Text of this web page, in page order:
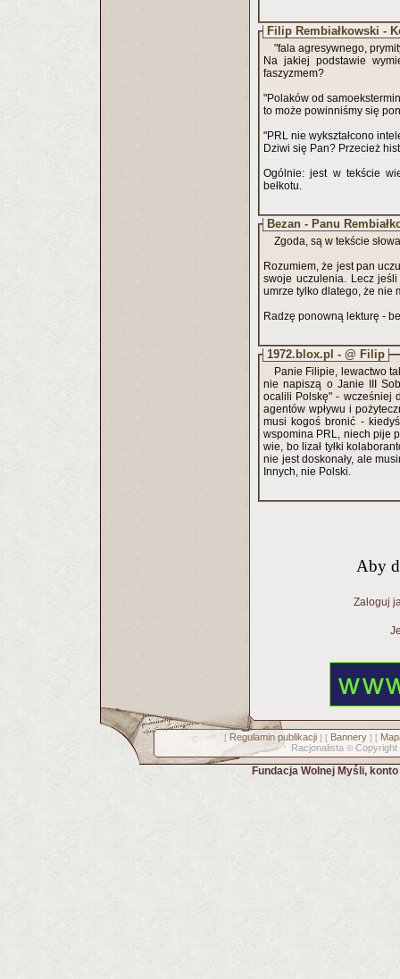
Filip Rembiałkowski -
"fala agresywnego,
Na jakiej podstawie
faszyzmem?
"Polaków od
to może powinniśmy się
"PRL nie wykształcono
Dziwi się Pan? Przecież
Ogólnie: jest w tekście
bełkotu.
Bezan - Panu
Zgoda, są w tekście
Rozumiem, że jest pan
swoje uczulenia. Lecz jeśli jest to uczulenie
umrze tylko dlatego, że nie
Radzę ponowną lekturę -
1972.blox.pl - @ Filip
Panie Filipie, lewactwo
nie napiszą o Janie III
ocalili Polskę" - wcześniej
agentów wpływu i
musi kogoś bronić -
wspomina PRL, niech pije
wie, bo lizał tyłki kolaborantom
nie jest doskonały, ale
Innych, nie Polski.
Aby
Zaloguj
[ Regulamin publikacji] [ Bannery] [
Racjonalista © Copyright
Fundacja Wolnej Myśli,